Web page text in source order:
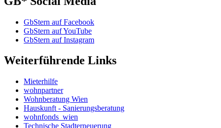
GbStern auf Facebook
GbStern auf YouTube
GbStern auf Instagram
Weiterführende Links
Mieterhilfe
wohnpartner
Wohnberatung Wien
Hauskunft - Sanierungsberatung
wohnfonds_wien
Technische Stadterneuerung